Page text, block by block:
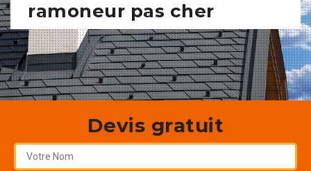
ramoneur pas cher
Devis gratuit